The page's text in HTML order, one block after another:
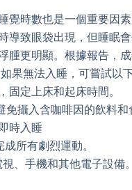
覺時數也是一個重要因
導致眼袋出現，但睡眠
腫更明顯。根據報告，
果無法入睡，可嘗試以
固定上床和起床時間。
攝入含咖啡因的飲料和
時入睡
所有劇烈運動。
、手機和其他電子設備。